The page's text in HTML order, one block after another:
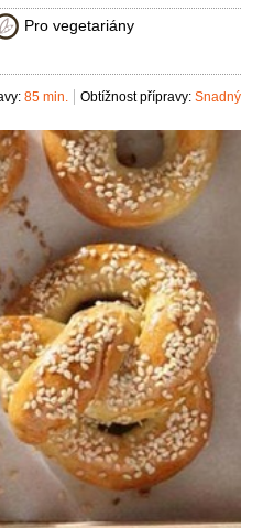
Pro vegetariány
Obtížnost přípravy: Snadný
85 min.